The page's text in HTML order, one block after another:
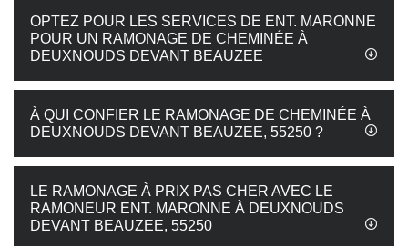
OPTEZ POUR LES SERVICES DE ENT. MARONNE
POUR UN RAMONAGE DE CHEMINÉE À
DEUXNOUDS DEVANT BEAUZEE
À QUI CONFIER LE RAMONAGE DE CHEMINÉE À
DEUXNOUDS DEVANT BEAUZEE, 55250 ?
LE RAMONAGE À PRIX PAS CHER AVEC LE
RAMONEUR ENT. MARONNE À DEUXNOUDS
DEVANT BEAUZEE, 55250